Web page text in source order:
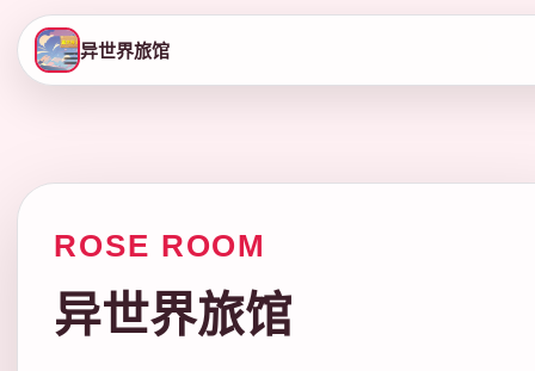
异世界旅馆
ROSE ROOM
异世界旅馆